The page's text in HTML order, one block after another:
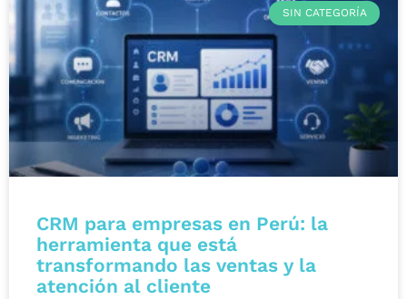
SIN CATEGORÍA
CRM para empresas en Perú: la
herramienta que está
transformando las ventas y la
atención al cliente